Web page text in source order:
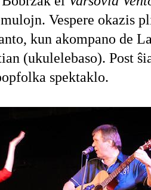
Vespere okazis
kun akompano de
(ukulelebaso). Post
spektaklo.